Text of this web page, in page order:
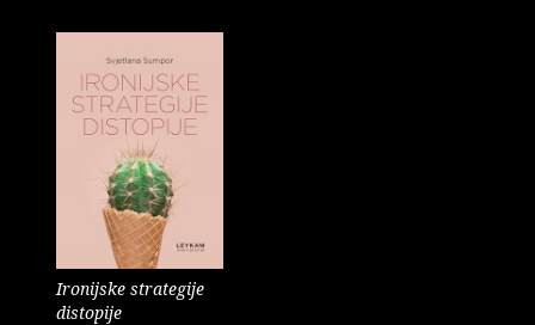
Ironijske strategije
distopije